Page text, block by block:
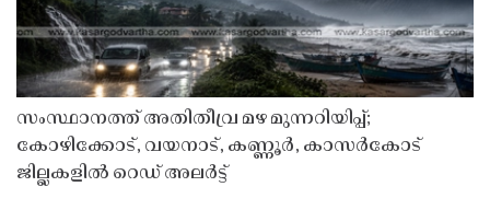
സംസ്ഥാനത്ത് അതിതീവ്ര മഴ മുന്നറിയിപ്പ്;
കോഴിക്കോട്, വയനാട്, കണ്ണൂർ, കാസർകോട്
ജില്ലകളിൽ റെഡ് അലർട്ട്